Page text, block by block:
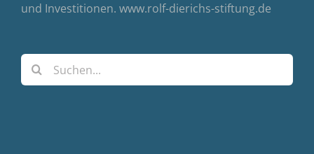
und Investitionen. www.rolf-dierichs-stiftung.de
Suche
nach: